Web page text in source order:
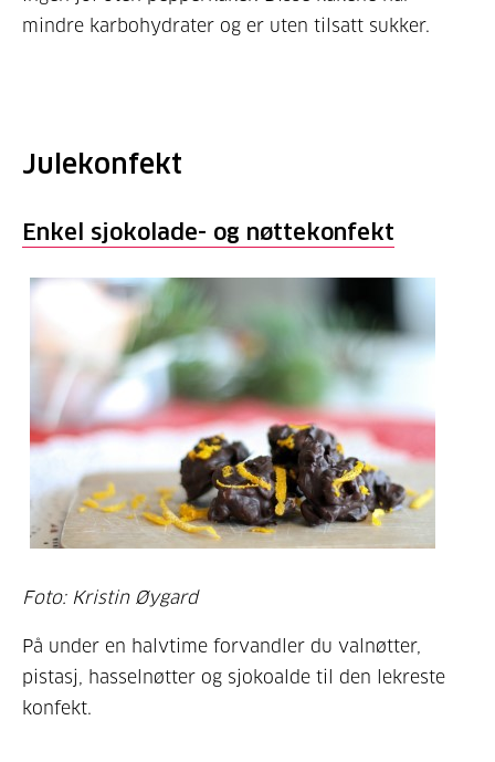
mindre karbohydrater og er uten tilsatt sukker.
Julekonfekt
Enkel sjokolade- og nøttekonfekt
Foto: Kristin Øygard
På under en halvtime forvandler du valnøtter,
pistasj, hasselnøtter og sjokoalde til den lekreste
konfekt.